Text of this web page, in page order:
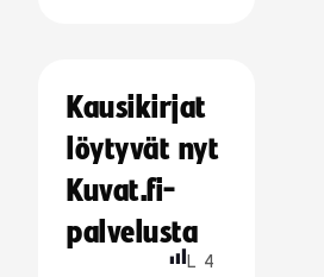
Kausikirjat
löytyvät nyt
Kuvat.fi-
palvelusta
L 4